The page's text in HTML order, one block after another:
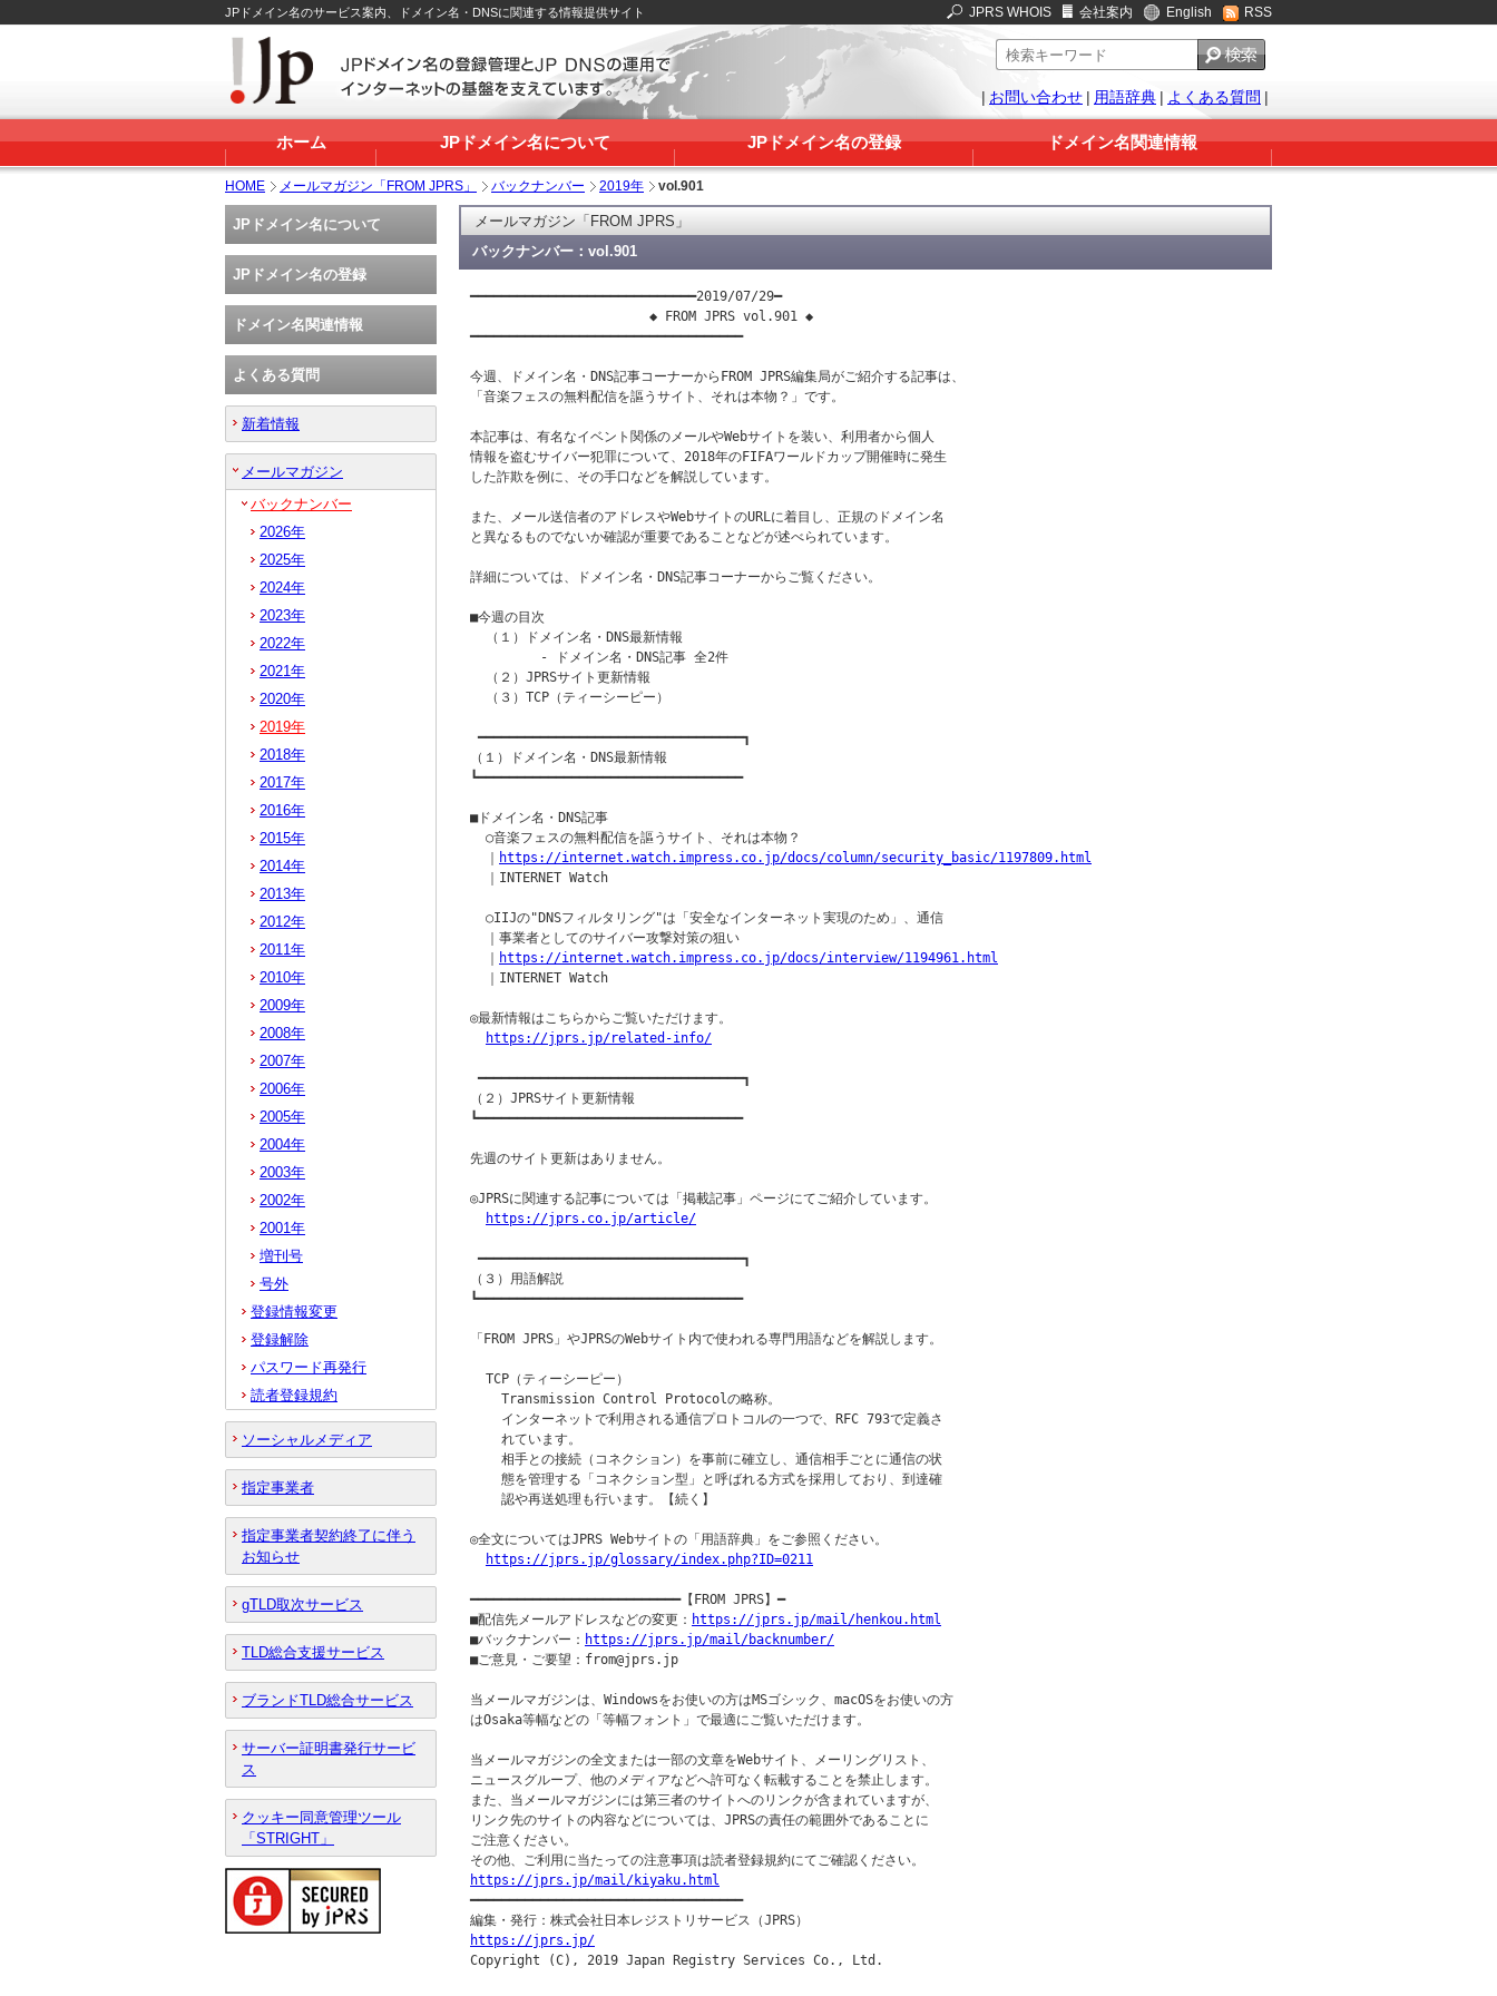
JPドメイン名のサービス案内、ドメイン名・DNSに関連する情報提供サイト JPRS WHOIS 会社案内 English RSS
| お問い合わせ | 用語辞典 | よくある質問 |
ホーム JPドメイン名について JPドメイン名の登録 ドメイン名関連情報
HOME メールマガジン「FROM JPRS」 バックナンバー 2019年 vol.901
メールマガジン「FROM JPRS」
バックナンバー：vol.901
━━━━━━━━━━━━━━━━━━━━━━━━━━━━━2019/07/29━
                       ◆ FROM JPRS vol.901 ◆
━━━━━━━━━━━━━━━━━━━━━━━━━━━━━━━━━━━
今週、ドメイン名・DNS記事コーナーからFROM JPRS編集局がご紹介する記事は、
「音楽フェスの無料配信を謳うサイト、それは本物？」です。
本記事は、有名なイベント関係のメールやWebサイトを装い、利用者から個人
情報を盗むサイバー犯罪について、2018年のFIFAワールドカップ開催時に発生
した詐欺を例に、その手口などを解説しています。
また、メール送信者のアドレスやWebサイトのURLに着目し、正規のドメイン名
と異なるものでないか確認が重要であることなどが述べられています。
詳細については、ドメイン名・DNS記事コーナーからご覧ください。
■今週の目次
  （１）ドメイン名・DNS最新情報
         - ドメイン名・DNS記事 全2件
  （２）JPRSサイト更新情報
  （３）TCP（ティーシーピー）
━━━━━━━━━━━━━━━━━━━━━━━━━━━━━━━━━━┓
（１）ドメイン名・DNS最新情報
┗━━━━━━━━━━━━━━━━━━━━━━━━━━━━━━━━━━
■ドメイン名・DNS記事
  ○音楽フェスの無料配信を謳うサイト、それは本物？
https://internet.watch.impress.co.jp/docs/column/security_basic/1197809.html
  ｜INTERNET Watch
  ○IIJの"DNSフィルタリング"は「安全なインターネット実現のため」、通信
  ｜事業者としてのサイバー攻撃対策の狙い
https://internet.watch.impress.co.jp/docs/interview/1194961.html
  ｜INTERNET Watch
◎最新情報はこちらからご覧いただけます。
https://jprs.jp/related-info/
━━━━━━━━━━━━━━━━━━━━━━━━━━━━━━━━━━┓
（２）JPRSサイト更新情報
┗━━━━━━━━━━━━━━━━━━━━━━━━━━━━━━━━━━
先週のサイト更新はありません。
◎JPRSに関連する記事については「掲載記事」ページにてご紹介しています。
https://jprs.co.jp/article/
━━━━━━━━━━━━━━━━━━━━━━━━━━━━━━━━━━┓
（３）用語解説
┗━━━━━━━━━━━━━━━━━━━━━━━━━━━━━━━━━━
「FROM JPRS」やJPRSのWebサイト内で使われる専門用語などを解説します。
  TCP（ティーシーピー）
    Transmission Control Protocolの略称。
    インターネットで利用される通信プロトコルの一つで、RFC 793で定義さ
    れています。
    相手との接続（コネクション）を事前に確立し、通信相手ごとに通信の状
    態を管理する「コネクション型」と呼ばれる方式を採用しており、到達確
    認や再送処理も行います。【続く】
◎全文についてはJPRS Webサイトの「用語辞典」をご参照ください。
https://jprs.jp/glossary/index.php?ID=0211
━━━━━━━━━━━━━━━━━━━━━━━━━━━【FROM JPRS】━
■配信先メールアドレスなどの変更： https://jprs.jp/mail/henkou.html
■バックナンバー： https://jprs.jp/mail/backnumber/
■ご意見・ご要望：from@jprs.jp
当メールマガジンは、Windowsをお使いの方はMSゴシック、macOSをお使いの方
はOsaka等幅などの「等幅フォント」で最適にご覧いただけます。
当メールマガジンの全文または一部の文章をWebサイト、メーリングリスト、
ニュースグループ、他のメディアなどへ許可なく転載することを禁止します。
また、当メールマガジンには第三者のサイトへのリンクが含まれていますが、
リンク先のサイトの内容などについては、JPRSの責任の範囲外であることに
ご注意ください。
https://jprs.jp/mail/kiyaku.html
━━━━━━━━━━━━━━━━━━━━━━━━━━━━━━━━━━━
https://jprs.jp/
JPドメイン名について
JPドメイン名の登録
ドメイン名関連情報
よくある質問
新着情報
メールマガジン
バックナンバー
2026年
2025年
2024年
2023年
2022年
2021年
2020年
2019年
2018年
2017年
2016年
2015年
2014年
2013年
2012年
2011年
2010年
2009年
2008年
2007年
2006年
2005年
2004年
2003年
2002年
2001年
増刊号
号外
登録情報変更
登録解除
パスワード再発行
読者登録規約
ソーシャルメディア
指定事業者
指定事業者契約終了に伴う
お知らせ
gTLD取次サービス
TLD総合支援サービス
ブランドTLD総合サービス
サーバー証明書発行サービ
ス
クッキー同意管理ツール
「STRIGHT」